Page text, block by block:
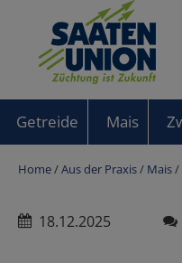
Getreide Mais
Home/Aus der Praxis/ Mais/
18.12.2025